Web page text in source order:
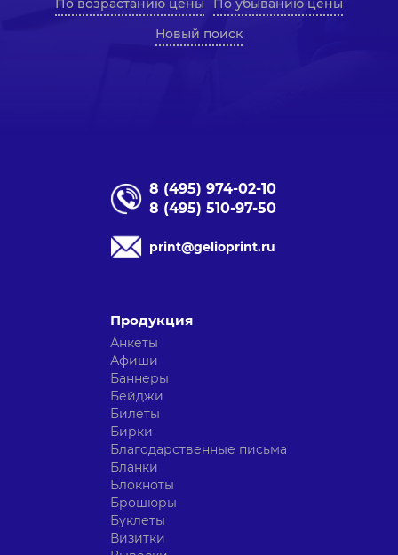
По возрастанию цены
По убыванию цены
Новый поиск
8 (495) 974-02-10
8 (495) 510-97-50
print@gelioprint.ru
Продукция
Анкеты
Афиши
Баннеры
Бейджи
Билеты
Бирки
Благодарственные письма
Бланки
Блокноты
Брошюры
Буклеты
Визитки